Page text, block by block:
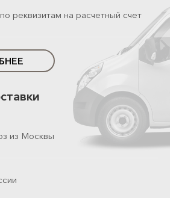
реквизитам на расчетный счет
из Москвы